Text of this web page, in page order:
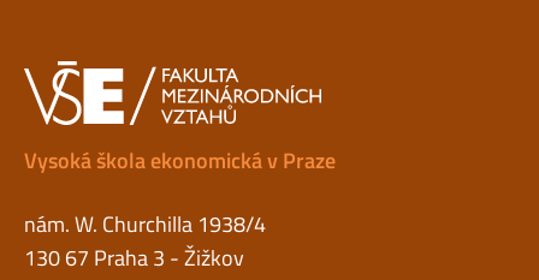
Vysoká škola ekonomická v Praze
nám. W. Churchilla 1938/4
130 67 Praha 3 - Žižkov